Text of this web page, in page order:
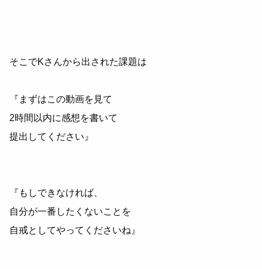
そこでKさんから出された課題は
『まずはこの動画を見て
2時間以内に感想を書いて
提出してください』
『もしできなければ、
自分が一番したくないことを
自戒としてやってくださいね』